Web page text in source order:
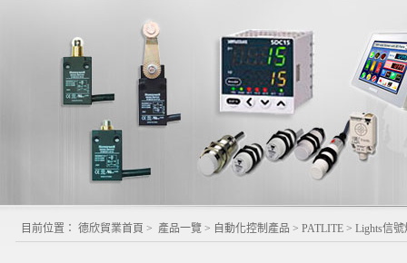
目前位置： 德欣貿業首頁 > 產品一覽 > 自動化控制產品 > PATLITE > Lights信號